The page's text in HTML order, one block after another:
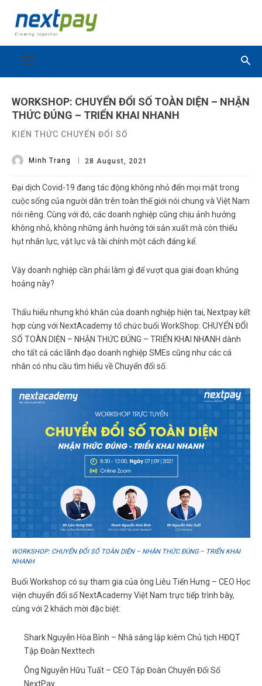
WORKSHOP: CHUYỂN ĐỔI SỐ TOÀN DIỆN – NHẬN
THỨC ĐÚNG – TRIỂN KHAI NHANH
KIẾN THỨC CHUYỂN ĐỔI SỐ
Minh Trang 28 August, 2021
Đại dịch Covid-19 đang tác động không nhỏ đến mọi mặt trong
cuộc sống của người dân trên toàn thế giới nói chung và Việt Nam
nói riêng. Cùng với đó, các doanh nghiệp cũng chịu ảnh hưởng
không nhỏ, không những ảnh hưởng tới sản xuất mà còn thiếu
hụt nhân lực, vật lực và tài chính một cách đáng kể.
Vậy doanh nghiệp cần phải làm gì để vượt qua giai đoạn khủng
hoảng này?
Thấu hiểu nhưng khó khăn của doanh nghiệp hiện tai, Nextpay kết
hợp cùng với NextAcademy tổ chức buổi WorkShop: CHUYỂN ĐỔI
SỐ TOÀN DIỆN – NHẬN THỨC ĐÚNG – TRIỂN KHAI NHANH dành
cho tất cả các lãnh đạo doanh nghiệp SMEs cũng như các cá
nhân có nhu cầu tìm hiểu về Chuyển đổi số.
WORKSHOP: CHUYỂN ĐỔI SỐ TOÀN DIỆN – NHẬN THỨC ĐÚNG – TRIỂN KHAI
NHANH
Buổi Workshop có sự tham gia của ông Liêu Tiến Hưng – CEO Học
viện chuyển đổi số NextAcademy Việt Nam trực tiếp trình bày,
cùng với 2 khách mời đặc biệt:
Shark Nguyễn Hòa Bình – Nhà sáng lập kiêm Chủ tịch HĐQT
Tập Đoàn Nexttech
Ông Nguyễn Hữu Tuất – CEO Tập Đoàn Chuyển Đổi Số
NextPay